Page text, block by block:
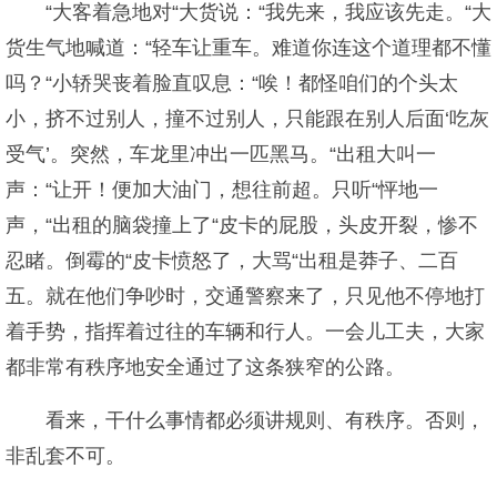
“大客着急地对“大货说：“我先来，我应该先走。“大
货生气地喊道：“轻车让重车。难道你连这个道理都不懂
吗？“小轿哭丧着脸直叹息：“唉！都怪咱们的个头太
小，挤不过别人，撞不过别人，只能跟在别人后面‘吃灰
受气’。突然，车龙里冲出一匹黑马。“出租大叫一
声：“让开！便加大油门，想往前超。只听“怦地一
声，“出租的脑袋撞上了“皮卡的屁股，头皮开裂，惨不
忍睹。倒霉的“皮卡愤怒了，大骂“出租是莽子、二百
五。就在他们争吵时，交通警察来了，只见他不停地打
着手势，指挥着过往的车辆和行人。一会儿工夫，大家
都非常有秩序地安全通过了这条狭窄的公路。
看来，干什么事情都必须讲规则、有秩序。否则，
非乱套不可。